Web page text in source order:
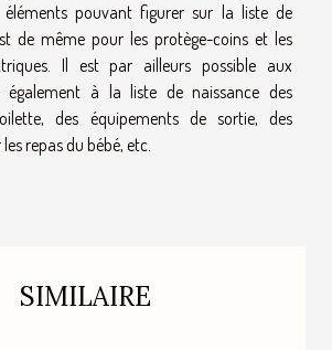
pouvant figurer sur la liste de
de même pour les protège-coins et les
Il est par ailleurs possible aux
également à la liste de naissance des
des équipements de sortie, des
repas du bébé, etc.
SIMILAIRE